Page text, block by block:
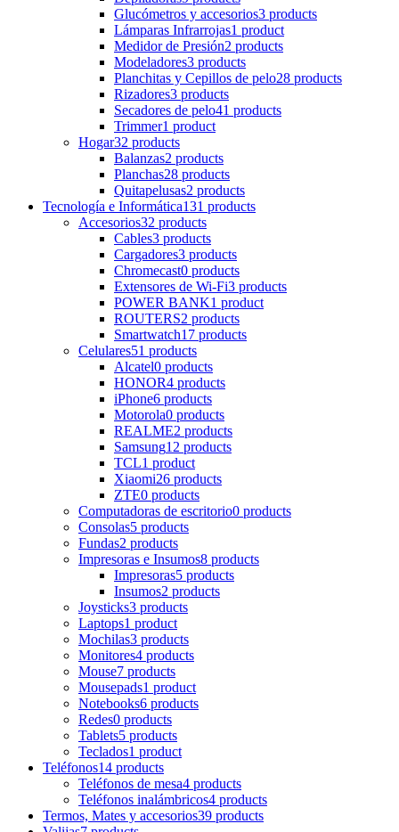
Glucómetros y accesorios3 products
Lámparas Infrarrojas1 product
Medidor de Presión2 products
Modeladores3 products
Planchitas y Cepillos de pelo28 products
Rizadores3 products
Secadores de pelo41 products
Trimmer1 product
Hogar32 products
Balanzas2 products
Planchas28 products
Quitapelusas2 products
Tecnología e Informática131 products
Accesorios32 products
Cables3 products
Cargadores3 products
Chromecast0 products
Extensores de Wi-Fi3 products
POWER BANK1 product
ROUTERS2 products
Smartwatch17 products
Celulares51 products
Alcatel0 products
HONOR4 products
iPhone6 products
Motorola0 products
REALME2 products
Samsung12 products
TCL1 product
Xiaomi26 products
ZTE0 products
Computadoras de escritorio0 products
Consolas5 products
Fundas2 products
Impresoras e Insumos8 products
Impresoras5 products
Insumos2 products
Joysticks3 products
Laptops1 product
Mochilas3 products
Monitores4 products
Mouse7 products
Mousepads1 product
Notebooks6 products
Redes0 products
Tablets5 products
Teclados1 product
Teléfonos14 products
Teléfonos de mesa4 products
Teléfonos inalámbricos4 products
Termos, Mates y accesorios39 products